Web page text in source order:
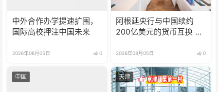
中外合作办学提速扩围，
国际高校押注中国未来
2026年08月05日 0
阿根廷央行与中国续约
200亿美元的货币互换 有
2026年08月05日 0
中国 天津